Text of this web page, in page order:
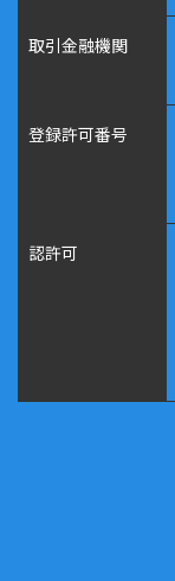
取引金融機関
登録許可番号
認許可